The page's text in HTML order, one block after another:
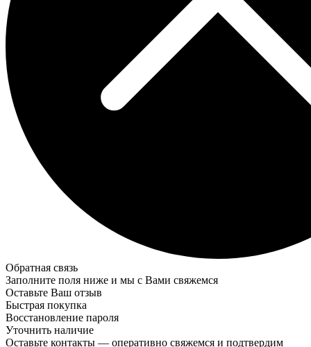
Обратная связь
Заполните поля ниже и мы с Вами свяжемся
Оставьте Ваш отзыв
Быстрая покупка
Восстановление пароля
Уточнить наличие
Оставьте контакты — оперативно свяжемся и подтвердим